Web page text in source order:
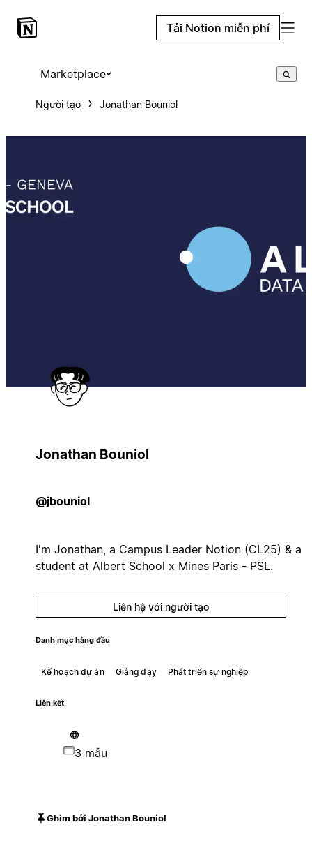
Tải Notion miễn phí
Marketplace
Người tạo Jonathan Bouniol
Jonathan Bouniol
@jbouniol
I'm Jonathan, a Campus Leader Notion (CL25) & a
student at Albert School x Mines Paris - PSL.
Liên hệ với người tạo
Danh mục hàng đầu
Kế hoạch dự án Giảng dạy Phát triển sự nghiệp
Liên kết
3 mẫu
Ghim bởi Jonathan Bouniol